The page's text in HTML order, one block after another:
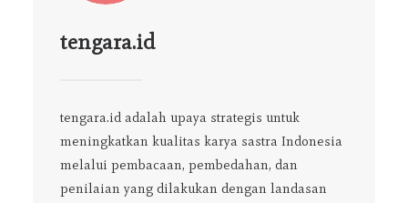
tengara.id
tengara.id adalah upaya strategis untuk
meningkatkan kualitas karya sastra Indonesia
melalui pembacaan, pembedahan, dan
penilaian yang dilakukan dengan landasan